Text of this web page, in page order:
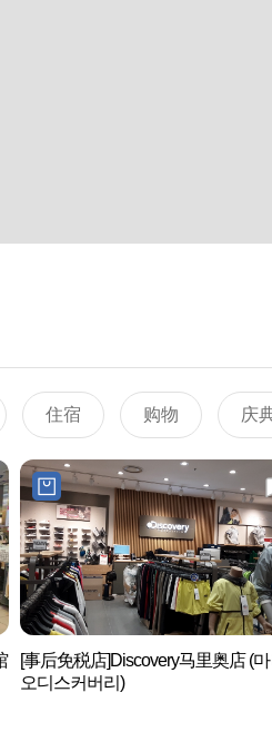
住宿 购物 庆
[事后免税店]Discovery马里奥店 (마
오디스커버리)